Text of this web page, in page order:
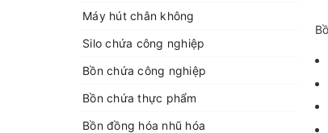
Máy hút chân không
Silo chứa công nghiệp
Bồn chứa công nghiệp
Bồn chứa thực phẩm
Bồn đồng hóa nhũ hóa